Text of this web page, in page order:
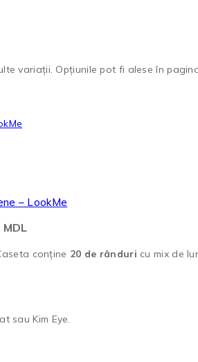
variații. Opțiunile pot fi alese în
– LookMe
conține 20 de rânduri cu mix de
sau Kim Eye.